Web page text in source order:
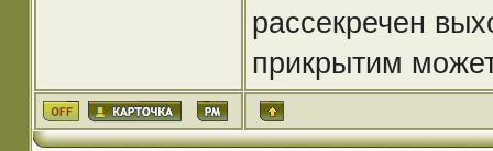
рассекречен
прикрытим